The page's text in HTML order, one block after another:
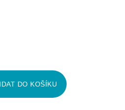
DO KOŠÍKU